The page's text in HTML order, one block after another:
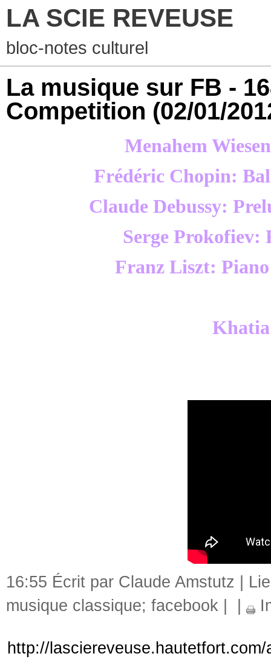
LA SCIE REVEUSE
bloc-notes culturel
La musique sur FB -
Competition (02/01/
Menahem
Frédéric Chopin:
Claude Debussy:
Serge Prokofiev:
Franz Liszt:
16:55 Écrit par Claude Amstutz |
musique classique; facebook
http://